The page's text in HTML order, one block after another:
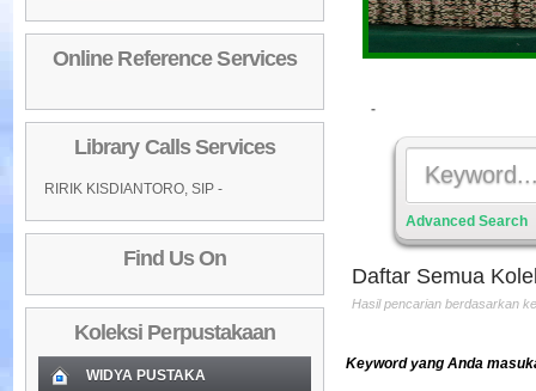
Online Reference Services
Library Calls Services
RIRIK KISDIANTORO, SIP -
Find Us On
Koleksi Perpustakaan
WIDYA PUSTAKA
-
Advanced Search
Daftar Semua
Hasil pencarian berdasarkan
Keyword yang Anda